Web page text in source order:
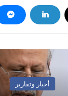
أخبار وتقارير